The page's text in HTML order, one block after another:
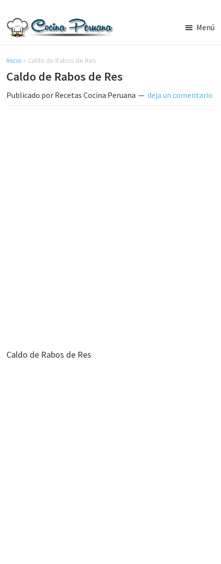
contenido
lateral
principal
Cocina
Peruana,
Recetas
de
Comida
Menú
Inicio » Caldo de Rabos de Res
Caldo de Rabos de Res
Publicado por Recetas Cocina Peruana deja un comentario
Caldo de Rabos de Res